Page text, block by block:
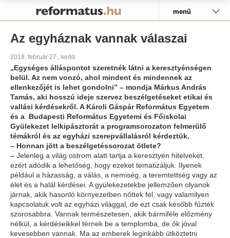
menü
Az egyháznak vannak válaszai
2018. február 27., kedd
„Egységes álláspontot szeretnék látni a keresztyénségen
belül. Az nem vonzó, ahol mindent és mindennek az
ellenkezőjét is lehet gondolni” – mondja Márkus András
Tamás, aki hosszú ideje szervez beszélgetéseket etikai és
vallási kérdésekről. A Károli Gáspár Református Egyetem
és a Budapesti Református Egyetemi és Főiskolai
Gyülekezet lelkipásztorát a programsorozaton felmerülő
témákról és az egyházi szerepvállalásról kérdeztük.
– Honnan jött a beszélgetéssorozat ötlete?
– Jelenleg a világ ostrom alatt tartja a keresztyén hitelveket,
ezért adódik a lehetőség, hogy ezeket tematizáljuk. Ilyenek
például a házasság, a válás, a nemiség, a teremtettség vagy az
élet és a halál kérdései. A gyülekezetekbe jellemzően olyanok
járnak, akik hasonló környezetben nőttek fel, vagy valamilyen
kapcsolatuk volt az egyházi világgal, de ezt csak később fűzték
szorosabbra. Vannak természetesen, akik bármiféle előzmény
nélkül, a kérdéseikkel térnek be a templomba, de ők jóval
kevesebben vannak. Ma az emberek leginkább ütköztetni